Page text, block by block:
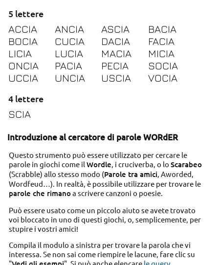
5 lettere
ACCIA ANCIA ASCIA
BACIA
BOCIA
CUCIA DACIA
FACIA
LICIA
LUCIA MACIA
MICIA
ONCIA
PACIA PECIA
SOCIA
UCCIA
UNCIA USCIA VOCIA
4 lettere
SCIA
Introduzione al cercatore di parole WORdER
Questo strumento può essere utilizzato per cercare le
parole in giochi come il Wordle, i cruciverba, o lo Scarabeo
(Scrabble) allo stesso modo (Parole tra amici, Aworded,
Wordfeud…). In realtà, è possibile utilizzare per trovare le
parole che rimanoa scrivere canzoni o poesie.
Può essere usato come un piccolo aiuto se avete trovato
voi bloccato in uno di questi giochi, o, semplicemente, per
stupire i vostri amici!
Compila il modulo a sinistra per trovare la parola che vi
interessa. Se non sai come riempire le lacune, fare clic su